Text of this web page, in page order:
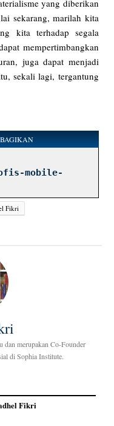
yang diberikan
sekarang, marilah kita
kita terhadap segala
mempertimbangkan
juga dapat menjadi
sekali lagi, tergantung
mobile-
Fikri
merupakan Co-Founder
di Sophia Institute.
Fikri